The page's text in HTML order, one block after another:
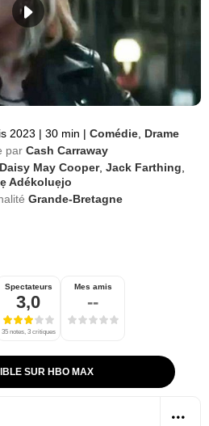
2023 | 30 min | Comédie Drame
par Cash Carraway
Daisy May Cooper,Jack Farthing
Adékoluẹjo
Grande-Bretagne
Spectateurs
3,0
35 notes, 3 critiques
Mes amis
--
SUR HBO MAX